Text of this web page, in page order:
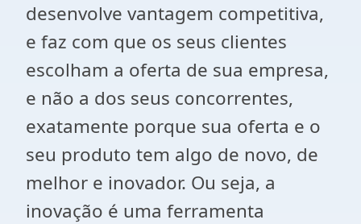
desenvolve vantagem competitiva,
e faz com que os seus clientes
escolham a oferta de sua empresa,
e não a dos seus concorrentes,
exatamente porque sua oferta e o
seu produto tem algo de novo, de
melhor e inovador. Ou seja, a
inovação é uma ferramenta